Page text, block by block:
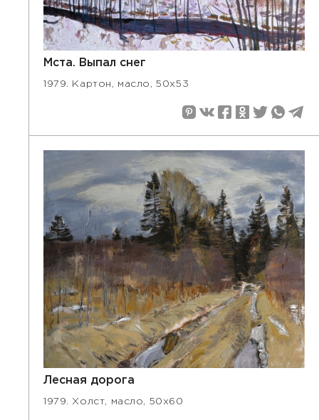
Мста. Выпал снег
1979. Картон, масло, 50х53
Лесная дорога
1979. Холст, масло, 50x60